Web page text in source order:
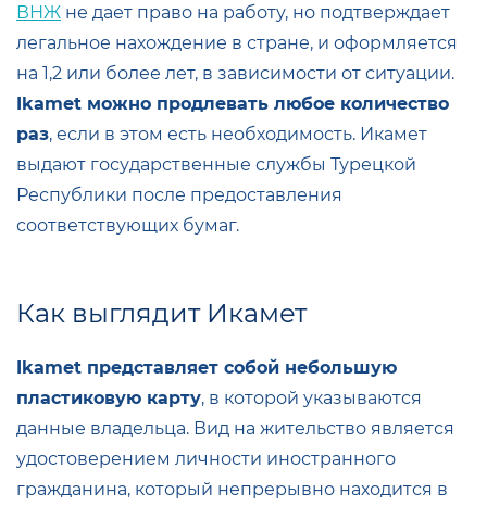
ВНЖ не дает право на работу, но подтверждает
легальное нахождение в стране, и оформляется
на 1,2 или более лет, в зависимости от ситуации.
Ikamet можно продлевать любое количество
раз, если в этом есть необходимость. Икамет
выдают государственные службы Турецкой
Республики после предоставления
соответствующих бумаг.
Как выглядит Икамет
Ikamet представляет собой небольшую
пластиковую карту, в которой указываются
данные владельца. Вид на жительство является
удостоверением личности иностранного
гражданина, который непрерывно находится в